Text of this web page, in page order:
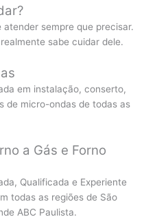
sempre que precisar.
sabe cuidar dele.
em instalação, conserto,
de micro-ondas de todas as
a Gás e Forno
Qualificada e Experiente
todas as regiões de São
ABC Paulista.